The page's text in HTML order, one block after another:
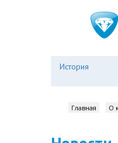
История
Главная О